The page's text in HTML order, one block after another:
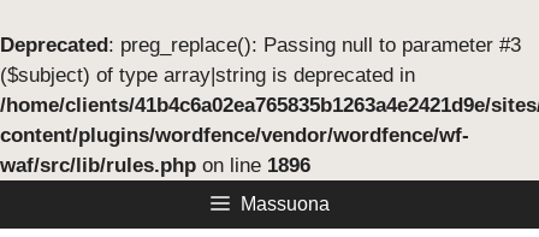
Deprecated: preg_replace(): Passing null to parameter #3
($subject) of type array|string is deprecated in
/home/clients/41b4c6a02ea765835b1263a4e2421d9e/
content/plugins/wordfence/vendor/wordfence/wf-
waf/src/lib/rules.php on line 1896
zum
Massuona